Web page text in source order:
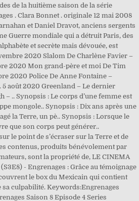
de la huitième saison de la série
. Clara Bonnet . originale 12 mai 2008
et Daniel Dravot, anciens sergents
Guerre mondiale qui a détruit Paris, des
et secrète mais dévouée, est
2020 Slalom De Charlène Favier –
2020 Mon grand-père et moi De Tim
2020 Police De Anne Fontaine –
5 août 2020 Greenland – Le dernier
– .. Synopsis : Le corps d’une femme est
mongole.. Synopsis : Dix ans après une
la Terre, un pè.. Synopsis : Lorsque le
que son corps peut générer..
le point de s’écraser sur la Terre et de
contenus, produits bénévolement par
sont la propriété de, LE CINEMA
- Engrenages : Grâce au témoignage
le box du Mexicain qui contient
sa culpabilité. Keywords:Engrenages
Saison 8 Episode 4 Series